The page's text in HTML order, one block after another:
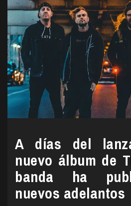
A días del
nuevo álbum de
banda ha
nuevos adelantos